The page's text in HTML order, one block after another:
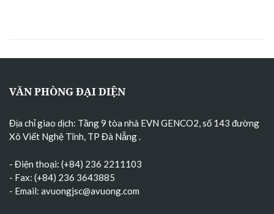
VĂN PHÒNG ĐẠI DIỆN
Địa chỉ giao dịch: Tầng 9 tòa nhà EVN GENCO2, số 143 đường
Xô Viết Nghệ Tĩnh, TP Đà Nẵng.
- Điện thoại: (+84) 236 2211103
- Fax: (+84) 236 3643885
- Email: avuongjsc@avuong.com